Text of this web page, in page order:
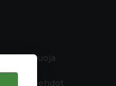
Tietosuoja
Käyttöehdot